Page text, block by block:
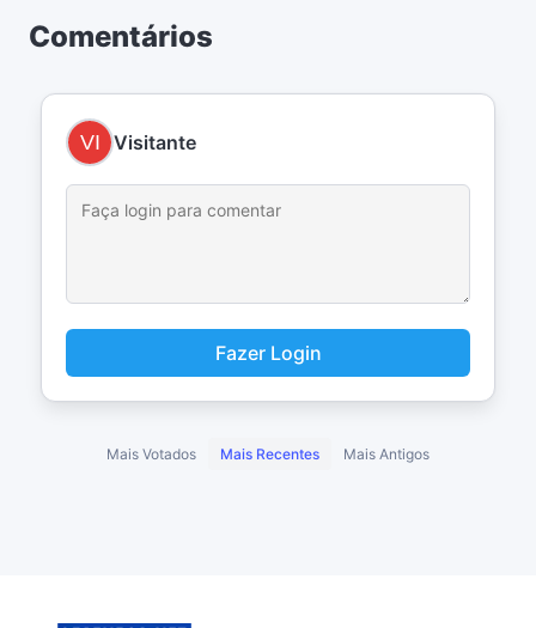
Comentários
Visitante
Fazer Login
Mais Votados Mais Recentes Mais Antigos